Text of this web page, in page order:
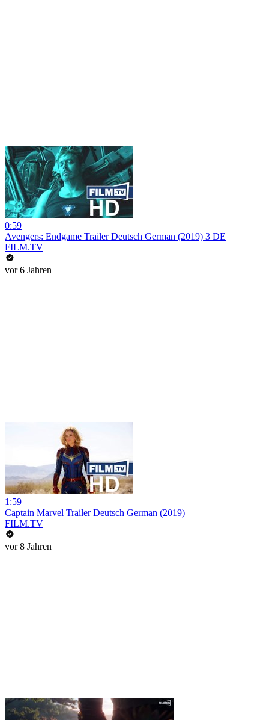
0:59
Avengers: Endgame Trailer Deutsch German (2019) 3 DE
FILM.TV
vor 6 Jahren
1:59
Captain Marvel Trailer Deutsch German (2019)
FILM.TV
vor 8 Jahren